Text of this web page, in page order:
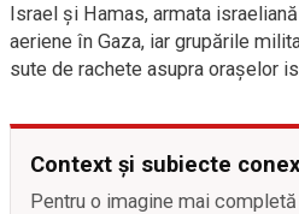
Israel și Hamas, armata
aeriene în Gaza, iar grupările
sute de rachete asupra orașelor
Context și subiecte
Pentru o imagine mai